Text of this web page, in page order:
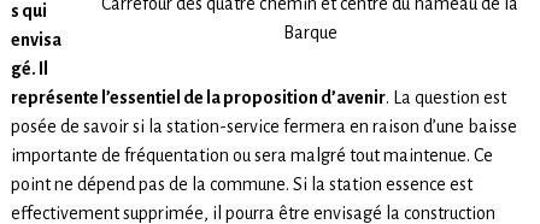
Barque
s qui
envisa
gé. Il
représente l’essentiel de la proposition d’avenir. La question est
posée de savoir si la station-service fermera en raison d’une baisse
importante de fréquentation ou sera malgré tout maintenue. Ce
point ne dépend pas de la commune. Si la station essence est
effectivement supprimée, il pourra être envisagé la construction